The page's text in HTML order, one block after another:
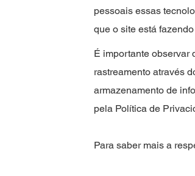
pessoais essas
que o site está
É importante observar
rastreamento através
armazenamento de
pela Política de
Para saber mais a